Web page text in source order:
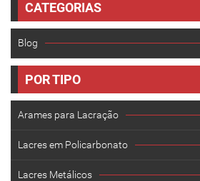
CATEGORIAS
Blog
POR TIPO
Arames para Lacração
Lacres em Policarbonato
Lacres Metálicos